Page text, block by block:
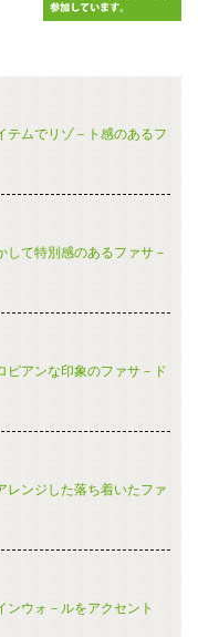
テムでリゾ－ト感のあるフ
して特別感のあるファサ－
ピアンな印象のファサ－ド
レンジした落ち着いたファ
ンウォ－ルをアクセント